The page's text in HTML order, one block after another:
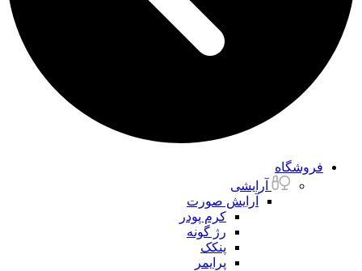
فروشگاه
آرایشی
آرایش صورت
کرم پودر
رژ گونه
پنکک
پرایمر